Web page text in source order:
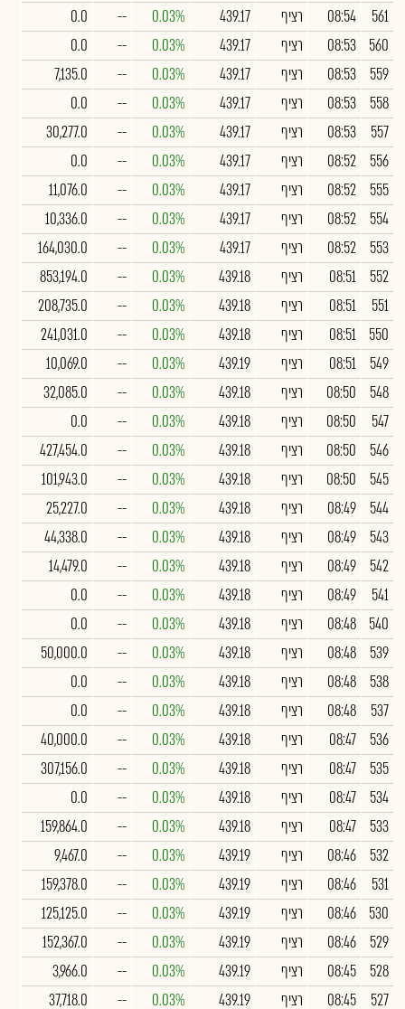
561
08:54 רציף 439.17
0.03%
--
0.0
560
08:53 רציף 439.17
0.03%
--
0.0
559
08:53 רציף 439.17
0.03%
--
7,135.0
558
08:53 רציף 439.17
0.03%
--
0.0
557
08:53 רציף 439.17
0.03%
--
30,277.0
556
08:52 רציף 439.17
0.03%
--
0.0
555
08:52 רציף 439.17
0.03%
--
11,076.0
554
08:52 רציף 439.17
0.03%
--
10,336.0
553
08:52 רציף 439.17
0.03%
--
164,030.0
552
08:51 רציף 439.18
0.03%
--
853,194.0
551
08:51 רציף 439.18
0.03%
--
208,735.0
550
08:51 רציף 439.18
0.03%
--
241,031.0
549
08:51 רציף 439.19
0.03%
--
10,069.0
548
08:50 רציף 439.18
0.03%
--
32,085.0
547
08:50 רציף 439.18
0.03%
--
0.0
546
08:50 רציף 439.18
0.03%
--
427,454.0
545
08:50 רציף 439.18
0.03%
--
101,943.0
544
08:49 רציף 439.18
0.03%
--
25,227.0
543
08:49 רציף 439.18
0.03%
--
44,338.0
542
08:49 רציף 439.18
0.03%
--
14,479.0
541
08:49 רציף 439.18
0.03%
--
0.0
540
08:48 רציף 439.18
0.03%
--
0.0
539
08:48 רציף 439.18
0.03%
--
50,000.0
538
08:48 רציף 439.18
0.03%
--
0.0
537
08:48 רציף 439.18
0.03%
--
0.0
536
08:47 רציף 439.18
0.03%
--
40,000.0
535
08:47 רציף 439.18
0.03%
--
307,156.0
534
08:47 רציף 439.18
0.03%
--
0.0
533
08:47 רציף 439.18
0.03%
--
159,864.0
532
08:46 רציף 439.19
0.03%
--
9,467.0
531
08:46 רציף 439.19
0.03%
--
159,378.0
530
08:46 רציף 439.19
0.03%
--
125,125.0
529
08:46 רציף 439.19
0.03%
--
152,367.0
528
08:45 רציף 439.19
0.03%
--
3,966.0
527
08:45 רציף 439.19
0.03%
--
37,718.0